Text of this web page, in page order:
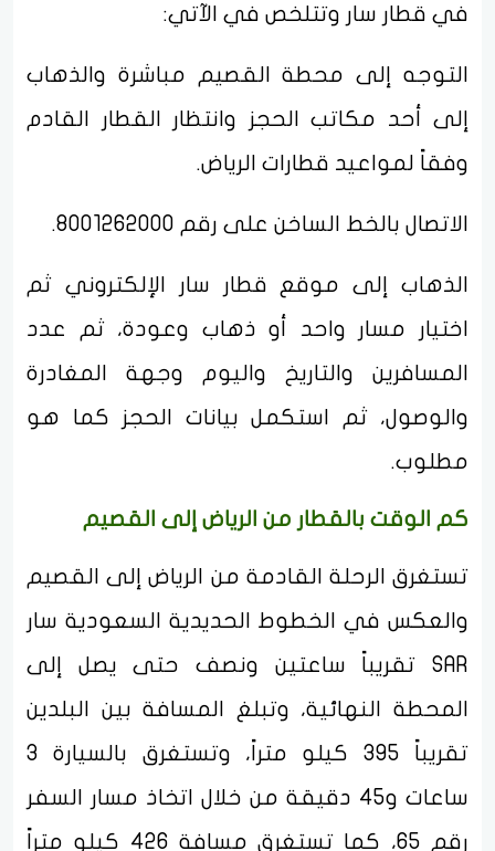
في قطار سار وتتلخص في الآتي:
التوجه إلى محطة القصيم مباشرة والذهاب
إلى أحد مكاتب الحجز وانتظار القطار القادم
وفقاً لمواعيد قطارات الرياض.
الاتصال بالخط الساخن على رقم 8001262000.
الذهاب إلى موقع قطار سار الإلكتروني ثم
اختيار مسار واحد أو ذهاب وعودة، ثم عدد
المسافرين والتاريخ واليوم وجهة المغادرة
والوصول، ثم استكمل بيانات الحجز كما هو
مطلوب.
كم الوقت بالقطار من الرياض إلى القصيم
تستغرق الرحلة القادمة من الرياض إلى القصيم
والعكس في الخطوط الحديدية السعودية سار
SAR تقريباً ساعتين ونصف حتى يصل إلى
المحطة النهائية، وتبلغ المسافة بين البلدين
تقريباً 395 كيلو متراً، وتستغرق بالسيارة 3
ساعات و45 دقيقة من خلال اتخاذ مسار السفر
رقم 65، كما تستغرق مسافة 426 كيلو متراً